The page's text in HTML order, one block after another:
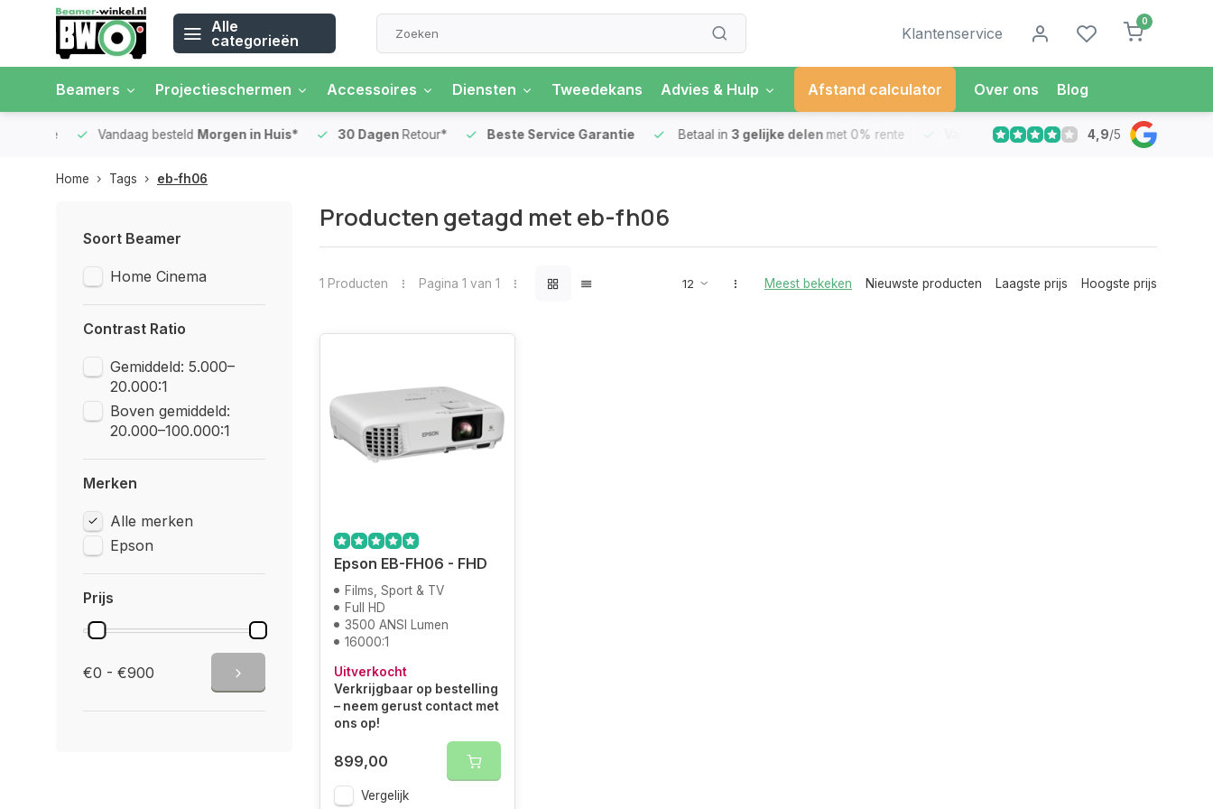
Alle
categorieën
Klantenservice
0
Beamers Projectieschermen Accessoires Diensten Tweedekans Advies & Hulp Afstand calculator Over ons Blog
Vandaag besteldMorgen in Huis* 30 DagenRetour* Beste Service Garantie Betaal in 3 gelijke delen met 0% rente Vandaag besteldMorgen in Huis*
4,9/5
Home Tags eb-fh06
Soort Beamer
Home Cinema
Contrast Ratio
Gemiddeld: 5.000–
20.000:1
Boven gemiddeld:
20.000–100.000:1
Merken
Alle merken
Epson
Prijs
€0 - €900
Producten getagd met eb-fh06
1 Producten Pagina 1 van 1 Meest bekeken Nieuwste producten Laagste prijs Hoogste prijs
Epson EB-FH06 - FHD
Films, Sport & TV
Full HD
3500 ANSI Lumen
16000:1
Uitverkocht
Verkrijgbaar op bestelling
– neem gerust contact met
ons op!
899,00
Vergelijk